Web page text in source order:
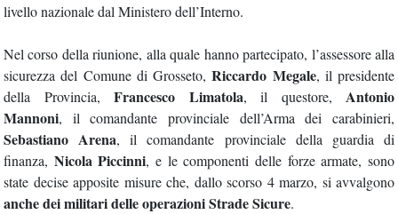
livello nazionale dal Ministero dell’Interno.
Nel corso della riunione, alla quale hanno partecipato, l’assessore alla
sicurezza del Comune di Grosseto,Riccardo Megale, il presidente
della Provincia, Francesco Limatola, il questore, Antonio
Mannoni, il comandante provinciale dell’Arma dei carabinieri,
Sebastiano Arena, il comandante provinciale della guardia di
finanza, Nicola Piccinni, e le componenti delle forze armate, sono
state decise apposite misure che, dallo scorso 4 marzo, si avvalgono
anche dei militari delle operazioni Strade Sicure.